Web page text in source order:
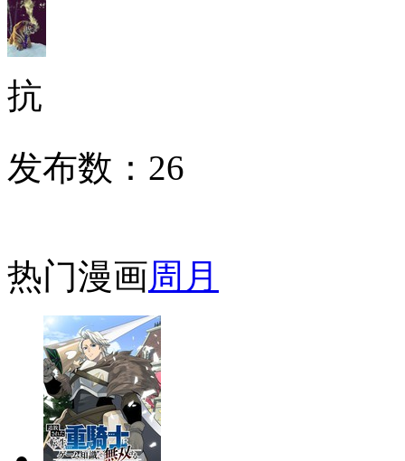
抗
发布数： 26
热门漫画周 月